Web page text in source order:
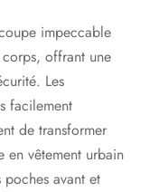
impeccable
offrant une
Les
facilement
de transformer
en vêtement urbain
avant et